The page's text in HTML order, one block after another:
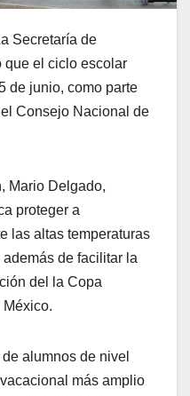
Secretaría de
que el ciclo escolar
de junio, como parte
Consejo Nacional de
Mario Delgado,
proteger a
las altas temperaturas
de facilitar la
del la Copa
México.
alumnos de nivel
más amplio